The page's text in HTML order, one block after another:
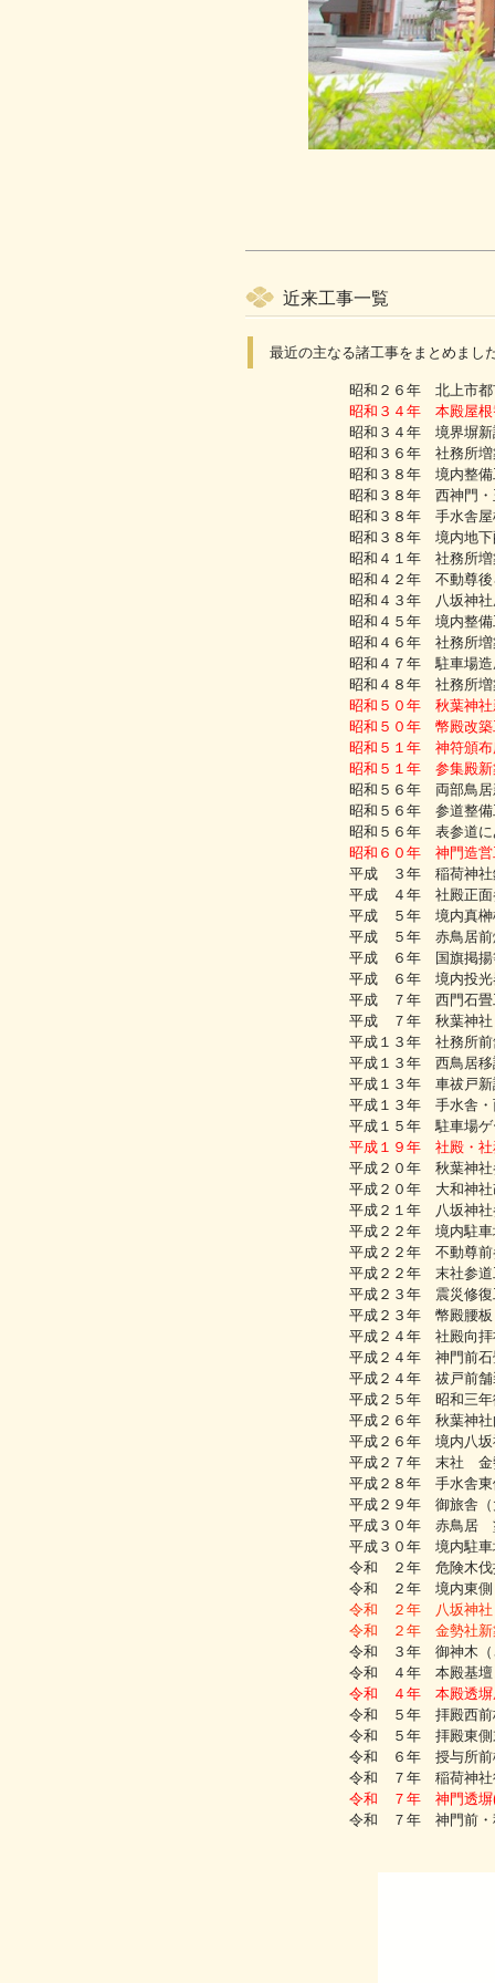
近来工事一覧
最近の主なる諸工事をまとめまし
昭和２６年 北上市都
昭和３４年 本殿屋
昭和３４年 境界塀
昭和３６年 社務所
昭和３８年 境内整備
昭和３８年 西神門・
昭和３８年 手水舎屋
昭和３８年 境内地
昭和４１年 社務所
昭和４２年 不動尊後
昭和４３年 八坂神
昭和４５年 境内整
昭和４６年 社務所
昭和４７年 駐車場
昭和４８年 社務所
昭和５０年 秋葉神社
昭和５０年 幣殿改築
昭和５１年 神符頒布
昭和５１年 参集殿新
昭和５６年 両部鳥
昭和５６年 参道整備
昭和５６年 表参道に
昭和６０年 神門造
平成 ３年 稲荷神社
平成 ４年 社殿正面
平成 ５年 境内真榊
平成 ５年 赤鳥居前
平成 ６年 国旗掲揚
平成 ６年 境内投光
平成 ７年 西門石畳
平成 ７年 秋葉神社
平成１３年 社務所
平成１３年 西鳥居
平成１３年 車祓戸
平成１３年 手水舎・
平成１５年 駐車場ゲ
平成１９年 社殿・社
平成２０年 秋葉神
平成２０年 大和神
平成２１年 八坂神
平成２２年 境内駐
平成２２年 不動尊
平成２２年 末社参
平成２３年 震災修
平成２３年 幣殿腰板
平成２４年 社殿向拝
平成２４年 神門前
平成２４年 祓戸前舗
平成２５年 昭和三
平成２６年 秋葉神社
平成２６年 境内八坂
平成２７年 末社 金
平成２８年 手水舎東
平成２９年 御旅舎
平成３０年 赤鳥居
平成３０年 境内駐車
令和 ２年 危険木伐
令和 ２年 境内東側
令和 ２年 八坂神社
令和 ２年 金勢社新
令和 ３年 御神木（
令和 ４年 本殿基壇
令和 ４年 本殿透塀
令和 ５年 拝殿西前
令和 ５年 拝殿東側
令和 ６年 授与所前
令和 ７年 稲荷神社
令和 ７年 神門透塀(
令和 ７年 神門前・